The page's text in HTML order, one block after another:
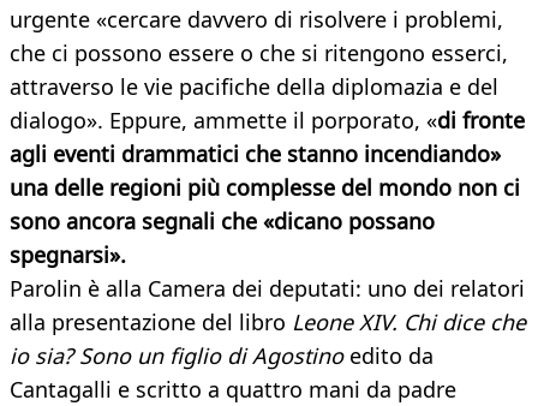
urgente «cercare davvero di risolvere i problemi,
che ci possono essere o che si ritengono esserci,
attraverso le vie pacifiche della diplomazia e del
dialogo». Eppure, ammette il porporato, «di fronte
agli eventi drammatici che stanno incendiando»
una delle regioni più complesse del mondo non ci
sono ancora segnali che «dicano possano
spegnarsi».
Parolin è alla Camera dei deputati: uno dei relatori
alla presentazione del libro Leone XIV. Chi dice che
io sia? Sono un figlio di Agostinoedito da
Cantagalli e scritto a quattro mani da padre